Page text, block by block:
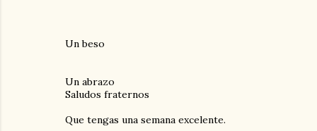
Un beso
Un abrazo
Saludos fraternos
Que tengas una semana excelente.